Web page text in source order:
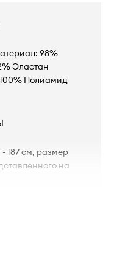
98%
Эластан
Полиамид
187 см, размер
на